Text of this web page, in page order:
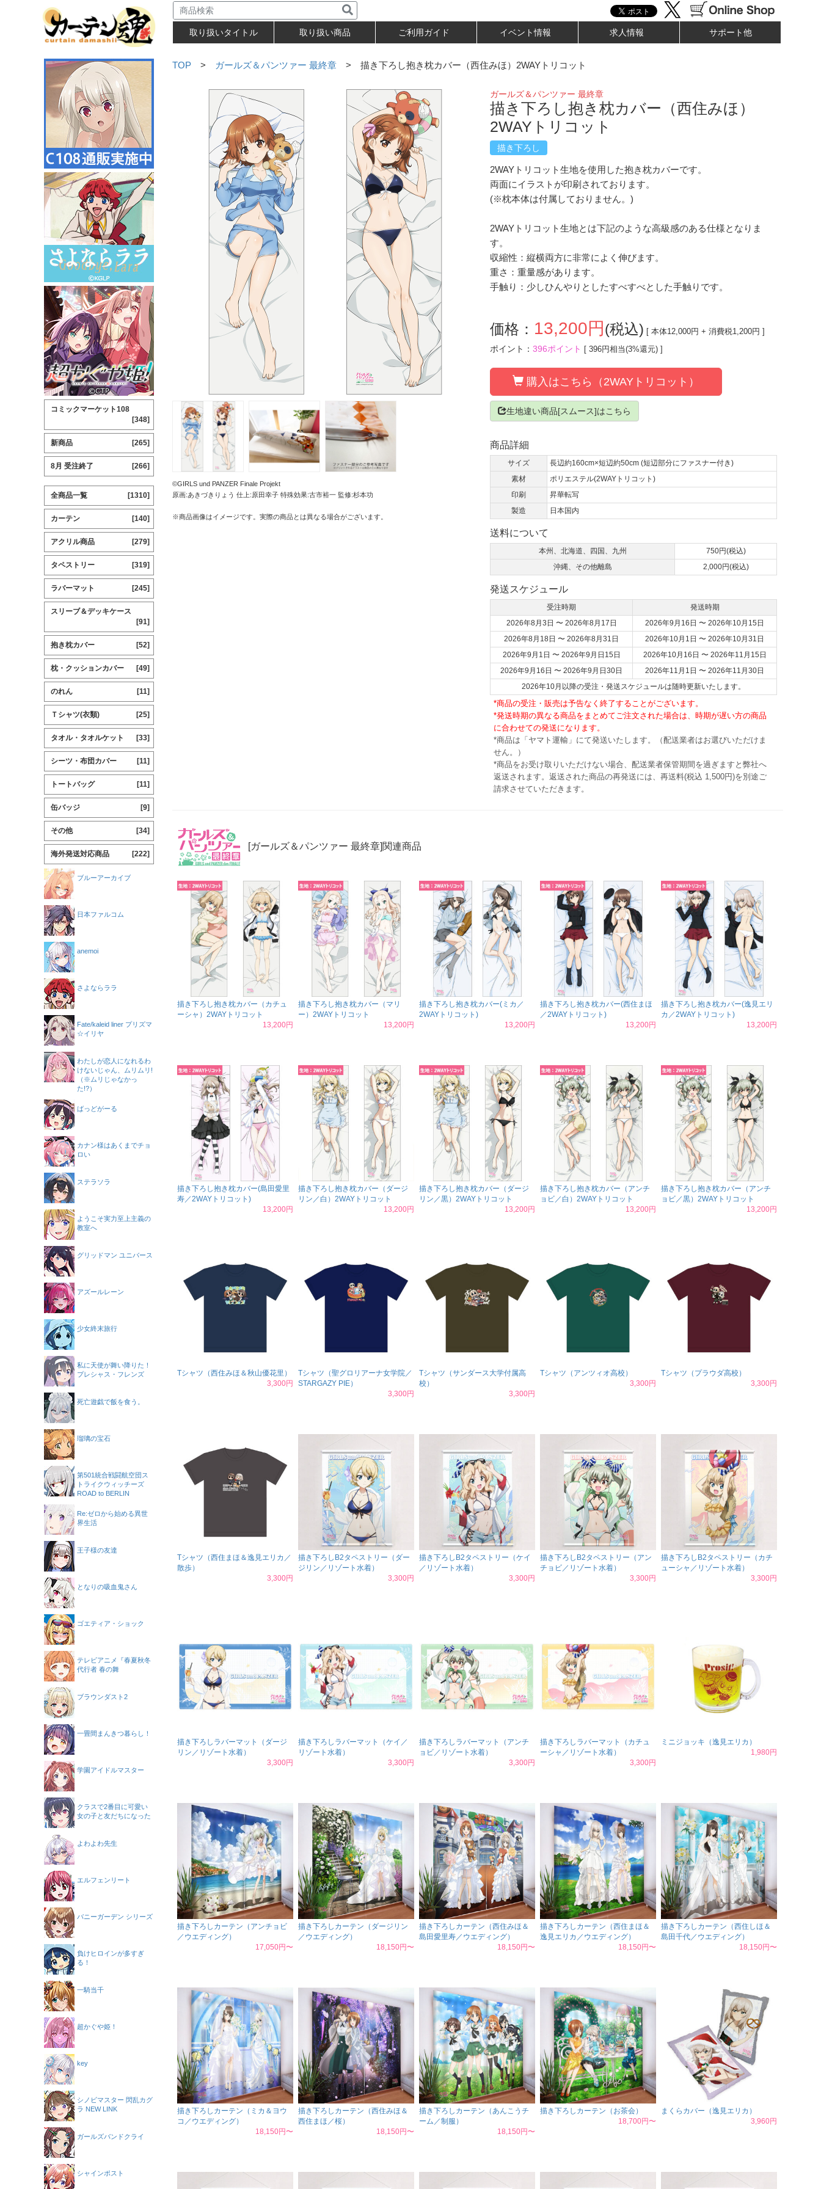
取り扱いタイトル 取り扱い商品 ご利用ガイド イベント情報 求人情報 サポート他
TOP > ガールズ＆パンツァー 最終章 > 描き下ろし抱き枕カバー（西住みほ）2WAYトリコット
©GIRLS und PANZER Finale Projekt
原画:あきづきりょう 仕上:原田幸子 特殊効果:古市裕一 監修:杉本功
※商品画像はイメージです。実際の商品とは異なる場合がございます。
ガールズ＆パンツァー 最終章
描き下ろし抱き枕カバー（西住みほ）
2WAYトリコット
描き下ろし
2WAYトリコット生地を使用した抱き枕カバーです。
両面にイラストが印刷されております。
(※枕本体は付属しておりません。)
2WAYトリコット生地とは下記のような高級感のある仕様となりま
す。
収縮性：縦横両方に非常によく伸びます。
重さ：重量感があります。
手触り：少しひんやりとしたすべすべとした手触りです。
価格： 13,200円 (税込) [ 本体12,000円 + 消費税1,200円 ]
ポイント： 396ポイント [ 396円相当(3%還元) ]
購入はこちら（2WAYトリコット）
生地違い商品[スムース]はこちら
商品詳細
サイズ
長辺約160cm×短辺約50cm (短辺部分にファスナー付き)
素材
ポリエステル(2WAYトリコット)
印刷
昇華転写
製造
日本国内
送料について
本州、北海道、四国、九州
750円(税込)
沖縄、その他離島
2,000円(税込)
発送スケジュール
受注時期
発送時期
2026年8月3日 〜 2026年8月17日
2026年9月16日 〜 2026年10月15日
2026年8月18日 〜 2026年8月31日
2026年10月1日 〜 2026年10月31日
2026年9月1日 〜 2026年9月日15日
2026年10月16日 〜 2026年11月15日
2026年9月16日 〜 2026年9月日30日
2026年11月1日 〜 2026年11月30日
2026年10月以降の受注・発送スケジュールは随時更新いたします。
*商品の受注・販売は予告なく終了することがございます。
*発送時期の異なる商品をまとめてご注文された場合は、時期が遅い方の商品
に合わせての発送になります。
*商品は「ヤマト運輸」にて発送いたします。（配送業者はお選びいただけま
せん。）
*商品をお受け取りいただけない場合、配送業者保管期間を過ぎますと弊社へ
返送されます。返送された商品の再発送には、再送料(税込 1,500円)を別途ご
請求させていただきます。
[ガールズ＆パンツァー 最終章]関連商品
描き下ろし抱き枕カバー（カチュ
ーシャ）2WAYトリコット
13,200円
描き下ろし抱き枕カバー（マリ
ー）2WAYトリコット
13,200円
描き下ろし抱き枕カバー(ミカ／
2WAYトリコット)
13,200円
描き下ろし抱き枕カバー(西住まほ
／2WAYトリコット)
13,200円
描き下ろし抱き枕カバー(逸見エリ
カ／2WAYトリコット)
13,200円
描き下ろし抱き枕カバー(島田愛里
寿／2WAYトリコット)
13,200円
描き下ろし抱き枕カバー（ダージ
リン／白）2WAYトリコット
13,200円
描き下ろし抱き枕カバー（ダージ
リン／黒）2WAYトリコット
13,200円
描き下ろし抱き枕カバー（アンチ
ョビ／白）2WAYトリコット
13,200円
描き下ろし抱き枕カバー（アンチ
ョビ／黒）2WAYトリコット
13,200円
Tシャツ（西住みほ＆秋山優花里）
3,300円
Tシャツ（聖グロリアーナ女学院／
STARGAZY PIE）
3,300円
Tシャツ（サンダース大学付属高
校）
3,300円
Tシャツ（アンツィオ高校）
3,300円
Tシャツ（プラウダ高校）
3,300円
Tシャツ（西住まほ＆逸見エリカ／
散歩）
3,300円
描き下ろしB2タペストリー（ダー
ジリン／リゾート水着）
3,300円
描き下ろしB2タペストリー（ケイ
／リゾート水着）
3,300円
描き下ろしB2タペストリー（アン
チョビ／リゾート水着）
3,300円
描き下ろしB2タペストリー（カチ
ューシャ／リゾート水着）
3,300円
描き下ろしラバーマット（ダージ
リン／リゾート水着）
3,300円
描き下ろしラバーマット（ケイ／
リゾート水着）
3,300円
描き下ろしラバーマット（アンチ
ョビ／リゾート水着）
3,300円
描き下ろしラバーマット（カチュ
ーシャ／リゾート水着）
3,300円
ミニジョッキ（逸見エリカ）
1,980円
描き下ろしカーテン（アンチョビ
／ウエディング）
17,050円〜
描き下ろしカーテン（ダージリン
／ウエディング）
18,150円〜
描き下ろしカーテン（西住みほ＆
島田愛里寿／ウエディング）
18,150円〜
描き下ろしカーテン（西住まほ＆
逸見エリカ／ウエディング）
18,150円〜
描き下ろしカーテン（西住しほ＆
島田千代／ウエディング）
18,150円〜
描き下ろしカーテン（ミカ＆ヨウ
コ／ウエディング）
18,150円〜
描き下ろしカーテン（西住みほ＆
西住まほ／桜）
18,150円〜
描き下ろしカーテン（あんこうチ
ーム／制服）
18,150円〜
描き下ろしカーテン（お茶会）
18,700円〜
まくらカバー（逸見エリカ）
3,960円
コミックマーケット108
[348]
新商品 [265]
8月 受注終了 [266]
全商品一覧 [1310]
カーテン [140]
アクリル商品 [279]
タペストリー [319]
ラバーマット [245]
スリーブ＆デッキケース
[91]
抱き枕カバー [52]
枕・クッションカバー [49]
のれん [11]
Ｔシャツ(衣類) [25]
タオル・タオルケット [33]
シーツ・布団カバー [11]
トートバッグ [11]
缶バッジ [9]
その他 [34]
海外発送対応商品 [222]
ブルーアーカイブ
日本ファルコム
anemoi
さよならララ
Fate/kaleid liner プリズマ
☆イリヤ
わたしが恋人になれるわ
けないじゃん、ムリムリ!
（※ムリじゃなかっ
た!?）
ばっどがーる
カナン様はあくまでチョ
ロい
ステラソラ
ようこそ実力至上主義の
教室へ
グリッドマン ユニバース
アズールレーン
少女終末旅行
私に天使が舞い降りた！
プレシャス・フレンズ
死亡遊戯で飯を食う。
瑠璃の宝石
第501統合戦闘航空団ス
トライクウィッチーズ
ROAD to BERLIN
Re:ゼロから始める異世
界生活
王子様の友達
となりの吸血鬼さん
ゴエティア・ショック
テレビアニメ『春夏秋冬
代行者 春の舞
ブラウンダスト2
一畳間まんきつ暮らし！
学園アイドルマスター
クラスで2番目に可愛い
女の子と友だちになった
よわよわ先生
エルフェンリート
バニーガーデン シリーズ
負けヒロインが多すぎ
る！
一騎当千
超かぐや姫！
key
シノビマスター 閃乱カグ
ラ NEW LINK
ガールズバンドクライ
シャインポスト